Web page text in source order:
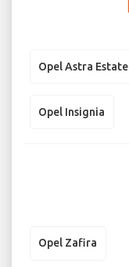
Opel Astra Estate
Opel Insignia
Opel Zafira